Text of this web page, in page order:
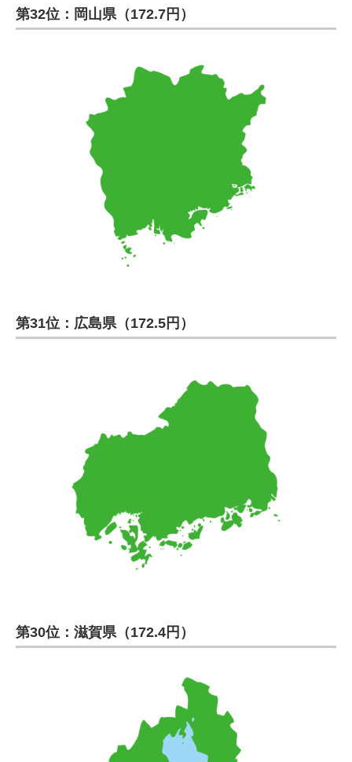
第32位：岡山県（172.7円）
第31位：広島県（172.5円）
第30位：滋賀県（172.4円）